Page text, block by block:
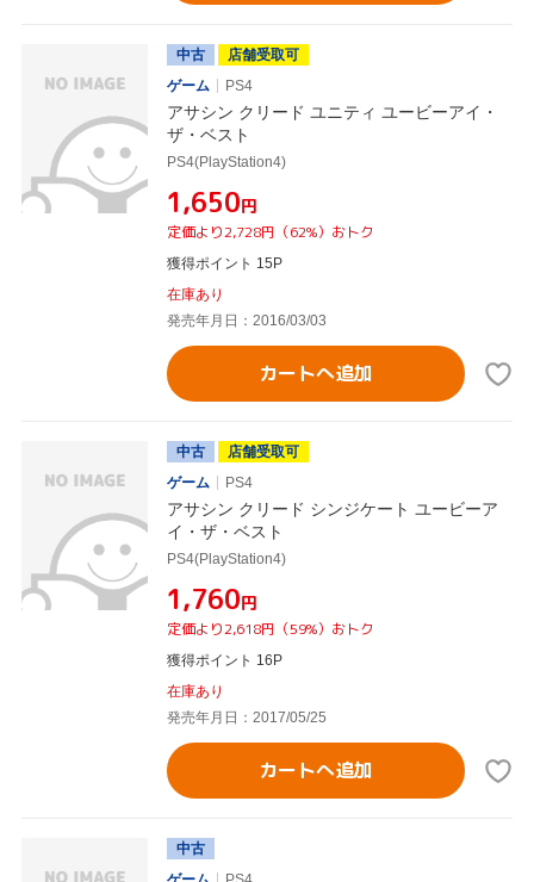
中古
店舗受取可
ゲーム
PS4
アサシン クリード ユニティ ユービーアイ・
ザ・ベスト
PS4(PlayStation4)
¥1,650円
定価より2,728円（62%）おトク
獲得ポイント 15P
在庫あり
発売年月日：2016/03/03
カートへ追加
中古
店舗受取可
ゲーム
PS4
アサシン クリード シンジケート ユービーア
イ・ザ・ベスト
PS4(PlayStation4)
¥1,760円
定価より2,618円（59%）おトク
獲得ポイント 16P
在庫あり
発売年月日：2017/05/25
カートへ追加
中古